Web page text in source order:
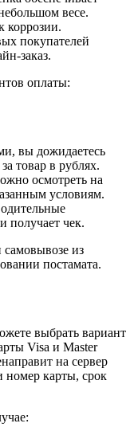
весе.
коррозии.
покупателей
заказ.
оплаты:
вы дожидаетесь
товар в рублях.
осмотреть на
условиям.
получает чек.
из
постамата.
выбрать вариант
Visa и Master
на сервер
номер карты, срок